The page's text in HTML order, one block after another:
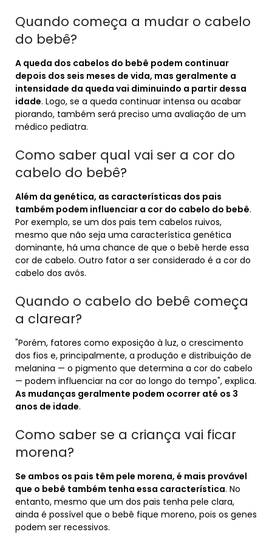
Quando começa a mudar o cabelo
do bebê?
A queda dos cabelos do bebê podem continuar
depois dos seis meses de vida, mas geralmente a
intensidade da queda vai diminuindo a partir dessa
idade. Logo, se a queda continuar intensa ou acabar
piorando, também será preciso uma avaliação de um
médico pediatra.
Como saber qual vai ser a cor do
cabelo do bebê?
Além da genética, as características dos pais
também podem influenciar a cor do cabelo do bebê.
Por exemplo, se um dos pais tem cabelos ruivos,
mesmo que não seja uma característica genética
dominante, há uma chance de que o bebê herde essa
cor de cabelo. Outro fator a ser considerado é a cor do
cabelo dos avós.
Quando o cabelo do bebê começa
a clarear?
"Porém, fatores como exposição à luz, o crescimento
dos fios e, principalmente, a produção e distribuição de
melanina — o pigmento que determina a cor do cabelo
— podem influenciar na cor ao longo do tempo", explica.
As mudanças geralmente podem ocorrer até os 3
anos de idade.
Como saber se a criança vai ficar
morena?
Se ambos os pais têm pele morena, é mais provável
que o bebê também tenha essa característica. No
entanto, mesmo que um dos pais tenha pele clara,
ainda é possível que o bebê fique moreno, pois os genes
podem ser recessivos.